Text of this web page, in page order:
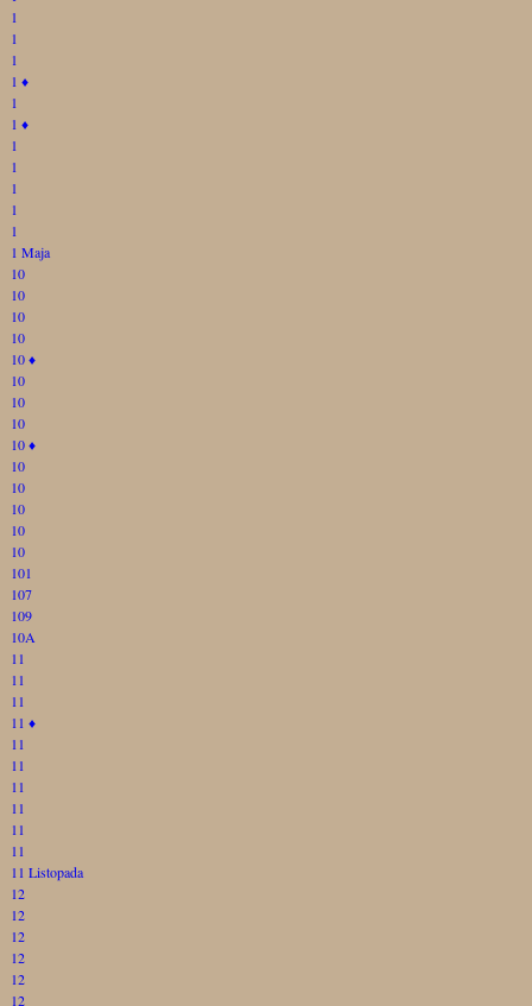
1
1
1
1 ♦
1
1 ♦
1
1
1
1
1
1 Maja
10
10
10
10
10♦
10
10
10
10♦
10
10
10
10
10
101
107
109
10A
11
11
11
11 ♦
11
11
11
11
11
11
11 Listopada
12
12
12
12
12
12